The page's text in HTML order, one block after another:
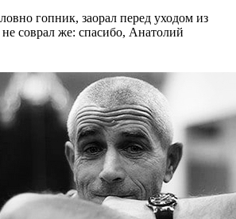
гопник, заорал перед уходом из
соврал же: спасибо, Анатолий